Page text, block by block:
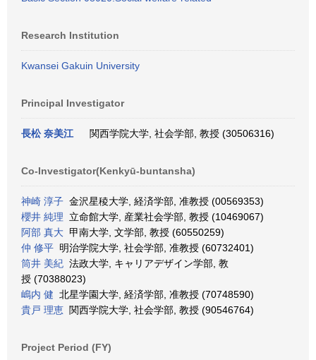
Research Institution
Kwansei Gakuin University
Principal Investigator
長松 奈美江 関西学院大学, 社会学部, 教授 (30506316)
Co-Investigator(Kenkyū-buntansha)
神崎 淳子 金沢星稜大学, 経済学部, 准教授 (00569353)
櫻井 純理 立命館大学, 産業社会学部, 教授 (10469067)
阿部 真大 甲南大学, 文学部, 教授 (60550259)
仲 修平 明治学院大学, 社会学部, 准教授 (60732401)
筒井 美紀 法政大学, キャリアデザイン学部, 教
授 (70388023)
嶋内 健 北星学園大学, 経済学部, 准教授 (70748590)
貴戸 理恵 関西学院大学, 社会学部, 教授 (90546764)
Project Period (FY)